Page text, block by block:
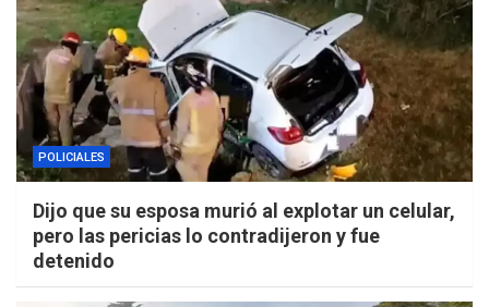
POLICIALES
Dijo que su esposa murió al explotar un celular,
pero las pericias lo contradijeron y fue
detenido